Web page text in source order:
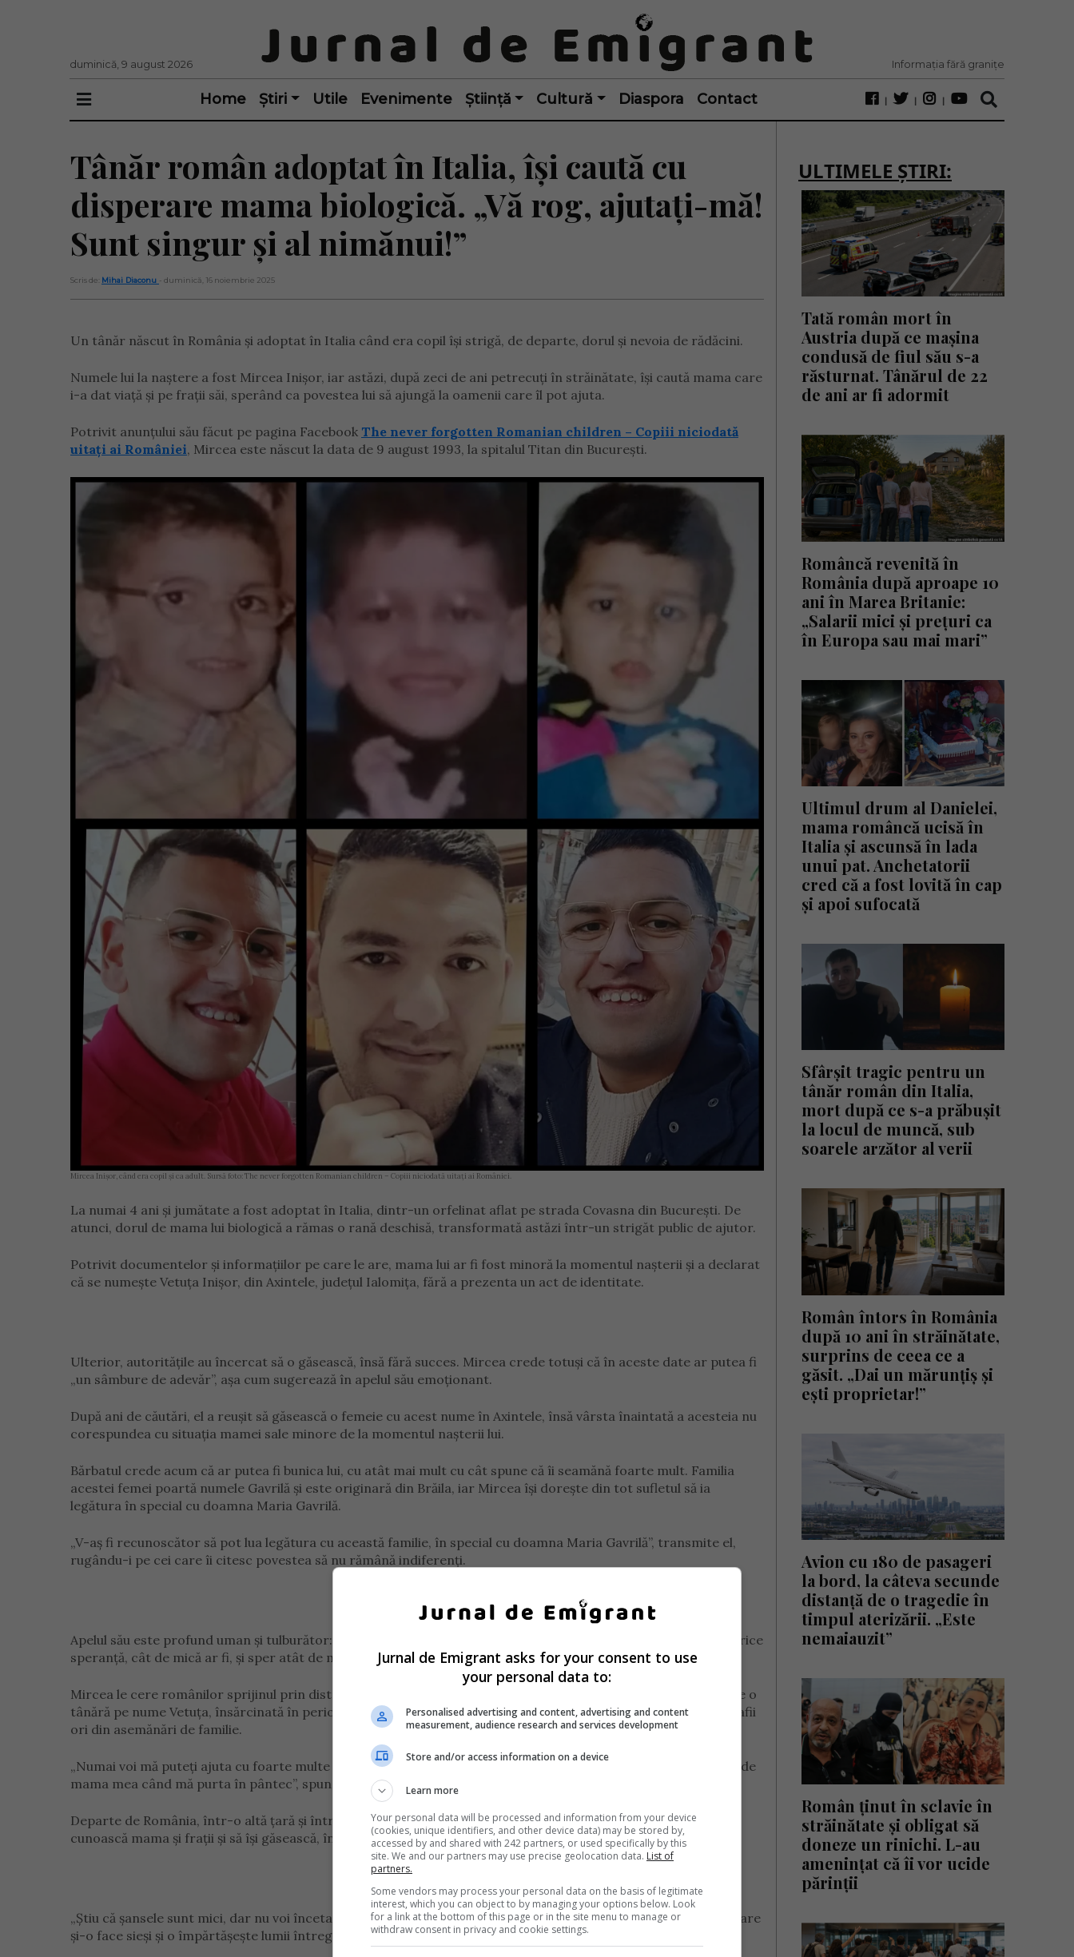
duminică, 9 august 2026 Informația fără granițe
Home Știri Utile Evenimente Știință Cultură Diaspora Contact
Tânăr român adoptat în Italia, își caută cu
disperare mama biologică. „Vă rog, ajutați-mă!
Sunt singur și al nimănui!”
Scris de: Mihai Diaconu - duminică, 16 noiembrie 2025
Un tânăr născut în România și adoptat în Italia când era copil își strigă, de departe, dorul și nevoia de rădăcini.
Numele lui la naștere a fost Mircea Inișor, iar astăzi, după zeci de ani petrecuți în străinătate, își caută mama care
i-a dat viață și pe frații săi, sperând ca povestea lui să ajungă la oamenii care îl pot ajuta.
Potrivit anunțului său făcut pe pagina Facebook The never forgotten Romanian children – Copiii niciodată
uitați ai României, Mircea este născut la data de 9 august 1993, la spitalul Titan din București.
Mircea Inișor, când era copil și ca adult. Sursă foto: The never forgotten Romanian children – Copiii niciodată uitați ai României.
La numai 4 ani și jumătate a fost adoptat în Italia, dintr-un orfelinat aflat pe strada Covasna din București. De
atunci, dorul de mama lui biologică a rămas o rană deschisă, transformată astăzi într-un strigăt public de ajutor.
Potrivit documentelor și informațiilor pe care le are, mama lui ar fi fost minoră la momentul nașterii și a declarat
că se numește Vetuța Inișor, din Axintele, județul Ialomița, fără a prezenta un act de identitate.
Ulterior, autoritățile au încercat să o găsească, însă fără succes. Mircea crede totuși că în aceste date ar putea fi
„un sâmbure de adevăr”, așa cum sugerează în apelul său emoționant.
După ani de căutări, el a reușit să găsească o femeie cu acest nume în Axintele, însă vârsta înaintată a acesteia nu
corespundea cu situația mamei sale minore de la momentul nașterii lui.
Bărbatul crede acum că ar putea fi bunica lui, cu atât mai mult cu cât spune că îi seamănă foarte mult. Familia
acestei femei poartă numele Gavrilă și este originară din Brăila, iar Mircea își dorește din tot sufletul să ia
legătura în special cu doamna Maria Gavrilă.
„V-aș fi recunoscător să pot lua legătura cu această familie, în special cu doamna Maria Gavrilă”, transmite el,
rugându-i pe cei care îi citesc povestea să nu rămână indiferenți.
Apelul său este profund uman și tulburător: „Vă rog, ajutați-mă! Sunt singur și al nimănui! De aceea mă leg de orice
speranță, cât de mică ar fi, și sper atât de mult să îmi găsesc liniștea în sufletul meu.”
Mircea le cere românilor sprijinul prin distribuirea mesajului său, cu speranța că undeva, cineva își va aminti de o
tânără pe nume Vetuța, însărcinată în perioada în care el a venit pe lume, sau îl va recunoaște pe el din fotografii
ori din asemănări de familie.
„Numai voi mă puteți ajuta cu foarte multe distribuiri, poate cineva mă recunoaște sau poate își aduce aminte de
mama mea când mă purta în pântec”, spune el.
Departe de România, într-o altă țară și într-o altă viață, bărbatul mărturisește că nu renunță la visul lui: să își
cunoască mama și frații și să își găsească, în sfârșit, liniștea.
„Știu că șansele sunt mici, dar nu voi înceta niciodată să sper că într-o zi o să-i cunosc”, este promisiunea pe care
și-o face sieși și o împărtășește lumii întregi.
ULTIMELE ȘTIRI:
Tată român mort în
Austria după ce mașina
condusă de fiul său s-a
răsturnat. Tânărul de 22
de ani ar fi adormit
Româncă revenită în
România după aproape 10
ani în Marea Britanie:
„Salarii mici și prețuri ca
în Europa sau mai mari”
Ultimul drum al Danielei,
mama româncă ucisă în
Italia și ascunsă în lada
unui pat. Anchetatorii
cred că a fost lovită în cap
și apoi sufocată
Sfârșit tragic pentru un
tânăr român din Italia,
mort după ce s-a prăbușit
la locul de muncă, sub
soarele arzător al verii
Român întors în România
după 10 ani în străinătate,
surprins de ceea ce a
găsit. „Dai un mărunțiș și
ești proprietar!”
Avion cu 180 de pasageri
la bord, la câteva secunde
distanță de o tragedie în
timpul aterizării. „Este
nemaiauzit”
Român ținut în sclavie în
străinătate și obligat să
doneze un rinichi. L-au
amenințat că îi vor ucide
părinții
Jurnal de Emigrant asks for your consent to use
your personal data to:
Personalised advertising and content, advertising and content
measurement, audience research and services development
Store and/or access information on a device
Learn more
Your personal data will be processed and information from your device
(cookies, unique identifiers, and other device data) may be stored by,
accessed by and shared with 242 partners, or used specifically by this
site. We and our partners may use precise geolocation data. List of
partners.
Some vendors may process your personal data on the basis of legitimate
interest, which you can object to by managing your options below. Look
for a link at the bottom of this page or in the site menu to manage or
withdraw consent in privacy and cookie settings.